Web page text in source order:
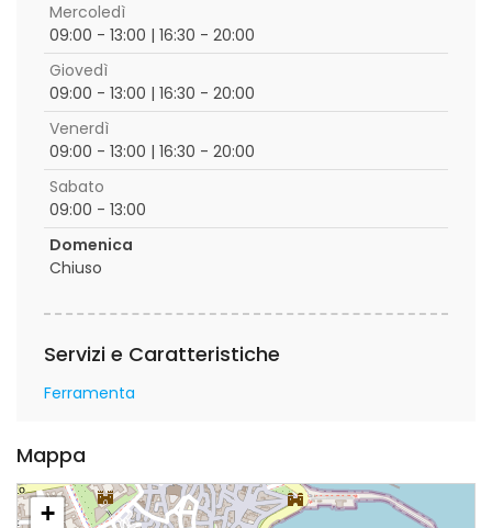
Mercoledì
09:00 - 13:00 | 16:30 - 20:00
Giovedì
09:00 - 13:00 | 16:30 - 20:00
Venerdì
09:00 - 13:00 | 16:30 - 20:00
Sabato
09:00 - 13:00
Domenica
Chiuso
Servizi e Caratteristiche
Ferramenta
Mappa
+